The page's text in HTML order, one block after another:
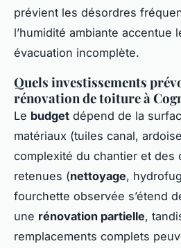
prévient les désordres
l’humidité ambiante accentue
évacuation incomplète.
Quels investissements
rénovation de toiture à
Le budget dépend de la
matériaux (tuiles canal,
complexité du chantier et des
retenues (nettoyage,
fourchette observée s’étend
une rénovation partielle,
remplacements complets